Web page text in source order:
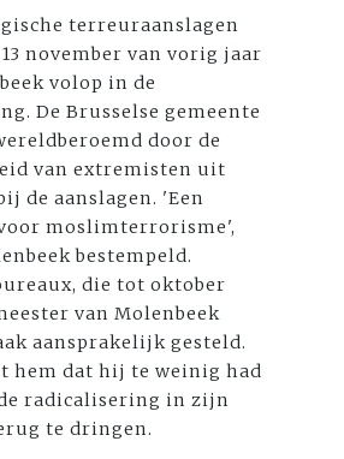
terreuraanslagen
november van vorig jaar
volop in de
De Brusselse gemeente
door de
van extremisten uit
de aanslagen. 'Een
moslimterrorisme',
bestempeld.
die tot oktober
van Molenbeek
aansprakelijk gesteld.
hem dat hij te weinig had
radicalisering in zijn
te dringen.